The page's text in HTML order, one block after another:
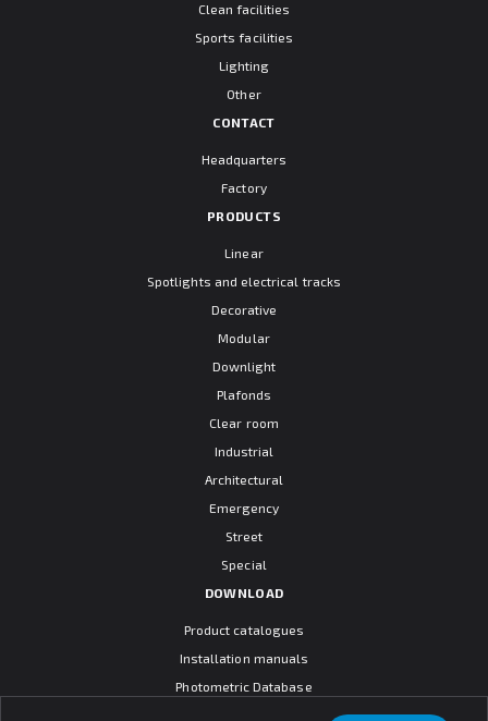
Clean facilities
Sports facilities
Lighting
Other
CONTACT
Headquarters
Factory
PRODUCTS
Linear
Spotlights and electrical tracks
Decorative
Modular
Downlight
Plafonds
Clear room
Industrial
Architectural
Emergency
Street
Special
DOWNLOAD
Product catalogues
Installation manuals
Photometric Database